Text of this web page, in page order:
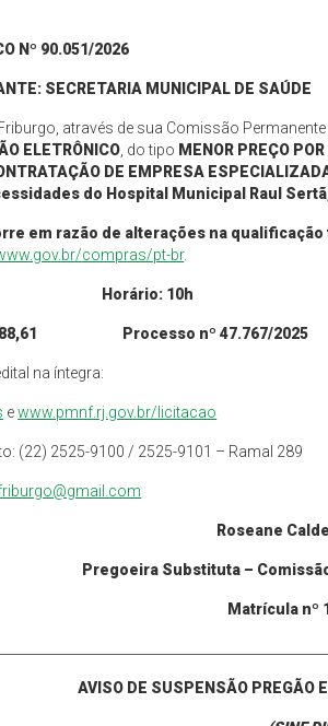
Nº 90.051/2026
SECRETARIA MUNICIPAL DE SAÚDE
através de sua Comissão
ELETRÔNICO , do tipo MENOR PREÇO
DE EMPRESA
do Hospital Municipal Raul Sertã
em razão d e alterações na
compras/pt-br.
Horário: 10h
Processo nº47.767/2025
na íntegra:
ewww.pmnf.rj.gov.br/licitacao
(22) 2525-9100 / 2525-9101 – Ramal 289
Roseane
Pregoeira Substituta –
Matrícula nº
AVISO DE SUSPENSÃO PREGÃO